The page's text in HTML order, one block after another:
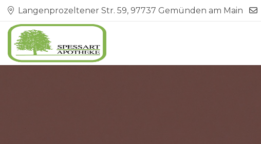
Langenprozeltener Str. 59, 97737 Gemünden am Main